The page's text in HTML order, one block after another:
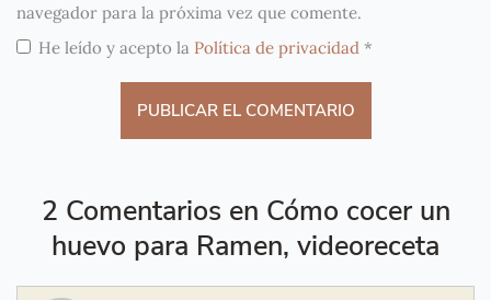
navegador para la próxima vez que comente.
He leído y acepto la Política de privacidad *
2 Comentarios en Cómo cocer un
huevo para Ramen, videoreceta